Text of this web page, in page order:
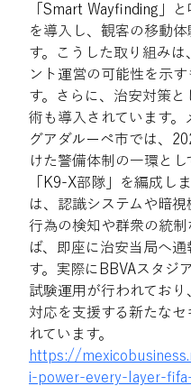
「Smart Wayfinding」
を導入し、観客の移動
す。こうした取り組み
ント運営の可能性を示
す。さらに、治安対策
術も導入されています
グアダルーペ市では、
けた警備体制の一環と
「K9-X部隊」を編成し
は、認識システムや暗
行為の検知や群衆の統
ば、即座に治安当局へ
す。実際にBBVAスタジ
試験運用が行われてお
対応を支援する新たな
れています。
https://
i-power-every-layer-